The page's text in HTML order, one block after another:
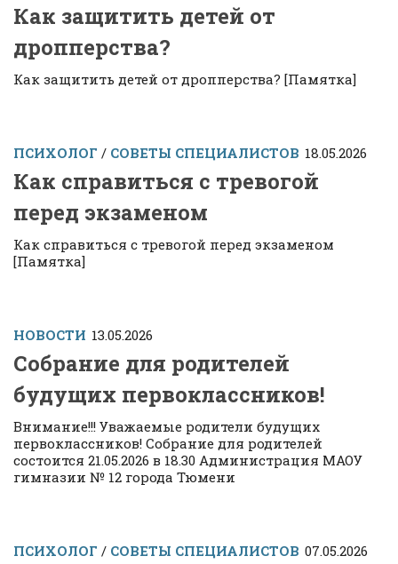
Как защитить детей от
дропперства?
Как защитить детей от дропперства? [Памятка]
ПСИХОЛОГ / СОВЕТЫ СПЕЦИАЛИСТОВ 18.05.2026
Как справиться с тревогой
перед экзаменом
Как справиться с тревогой перед экзаменом
[Памятка]
НОВОСТИ 13.05.2026
Собрание для родителей
будущих первоклассников!
Внимание!!! Уважаемые родители будущих
первоклассников! Собрание для родителей
состоится 21.05.2026 в 18.30 Администрация МАОУ
гимназии № 12 города Тюмени
ПСИХОЛОГ / СОВЕТЫ СПЕЦИАЛИСТОВ 07.05.2026